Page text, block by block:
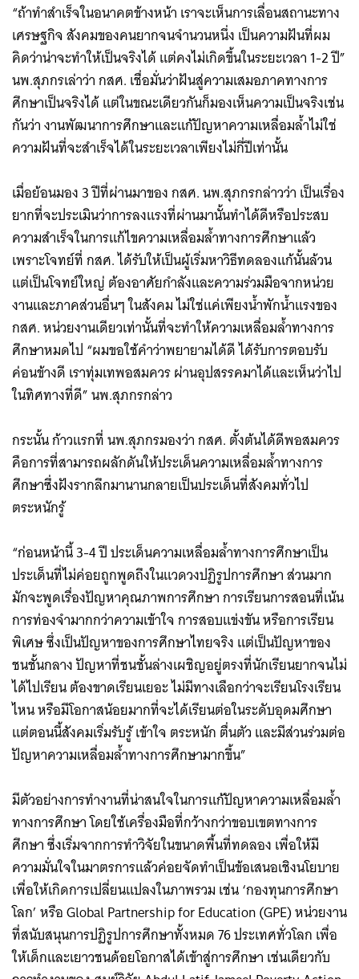
Search
“ถ้าทำสำเร็จในอนาคตข้างหน้า เราจะเห็นการเลื่อนสถานะทาง
เศรษฐกิจ สังคมของคนยากจนจำนวนหนึ่ง เป็นความฝันที่ผม
คิดว่าน่าจะทำให้เป็นจริงได้ แต่คงไม่เกิดขึ้นในระยะเวลา 1-2 ปี”
นพ.สุภกรเล่าว่า กสศ. เชื่อมั่นว่าฝันสู่ความเสมอภาคทางการ
ศึกษาเป็นจริงได้ แต่ในขณะเดียวกันก็มองเห็นความเป็นจริงเช่น
กันว่า งานพัฒนาการศึกษาและแก้ปัญหาความเหลื่อมล้ำไม่ใช่
ความฝันที่จะสำเร็จได้ในระยะเวลาเพียงไม่กี่ปีเท่านั้น
เมื่อย้อนมอง 3 ปีที่ผ่านมาของ กสศ. นพ.สุภกรกล่าวว่า เป็นเรื่อง
ยากที่จะประเมินว่าการลงแรงที่ผ่านมานั้นทำได้ดีหรือประสบ
ความสำเร็จในการแก้ไขความเหลื่อมล้ำทางการศึกษาแล้ว
เพราะโจทย์ที่ กสศ. ได้รับให้เป็นผู้เริ่มหาวิธีทดลองแก้นั้นล้วน
แต่เป็นโจทย์ใหญ่ ต้องอาศัยกำลังและความร่วมมือจากหน่วย
งานและภาคส่วนอื่นๆ ในสังคม ไม่ใช่แค่เพียงน้ำพักน้ำแรงของ
กสศ. หน่วยงานเดียวเท่านั้นที่จะทำให้ความเหลื่อมล้ำทางการ
ศึกษาหมดไป “ผมขอใช้คำว่าพยายามได้ดี ได้รับการตอบรับ
ค่อนข้างดี เราทุ่มเทพอสมควร ผ่านอุปสรรคมาได้และเห็นว่าไป
ในทิศทางที่ดี” นพ.สุภกรกล่าว
กระนั้น ก้าวแรกที่ นพ.สุภกรมองว่า กสศ. ตั้งต้นได้ดีพอสมควร
คือการที่สามารถผลักดันให้ประเด็นความเหลื่อมล้ำทางการ
ศึกษาซึ่งฝังรากลึกมานานกลายเป็นประเด็นที่สังคมทั่วไป
ตระหนักรู้
“ก่อนหน้านี้ 3-4 ปี ประเด็นความเหลื่อมล้ำทางการศึกษาเป็น
ประเด็นที่ไม่ค่อยถูกพูดถึงในแวดวงปฏิรูปการศึกษา ส่วนมาก
มักจะพูดเรื่องปัญหาคุณภาพการศึกษา การเรียนการสอนที่เน้น
การท่องจำมากกว่าความเข้าใจ การสอบแข่งขัน หรือการเรียน
พิเศษ ซึ่งเป็นปัญหาของการศึกษาไทยจริง แต่เป็นปัญหาของ
ชนชั้นกลาง ปัญหาที่ชนชั้นล่างเผชิญอยู่ตรงที่นักเรียนยากจนไม่
ได้ไปเรียน ต้องขาดเรียนเยอะ ไม่มีทางเลือกว่าจะเรียนโรงเรียน
ไหน หรือมีโอกาสน้อยมากที่จะได้เรียนต่อในระดับอุดมศึกษา
แต่ตอนนี้สังคมเริ่มรับรู้ เข้าใจ ตระหนัก ตื่นตัว และมีส่วนร่วมต่อ
ปัญหาความเหลื่อมล้ำทางการศึกษามากขึ้น”
มีตัวอย่างการทำงานที่น่าสนใจในการแก้ปัญหาความเหลื่อมล้ำ
ทางการศึกษา โดยใช้เครื่องมือที่กว้างกว่าขอบเขตทางการ
ศึกษา ซึ่งเริ่มจากการทำวิจัยในขนาดพื้นที่ทดลอง เพื่อให้มี
ความมั่นใจในมาตรการแล้วค่อยจัดทำเป็นข้อเสนอเชิงนโยบาย
เพื่อให้เกิดการเปลี่ยนแปลงในภาพรวม เช่น ‘กองทุนการศึกษา
โลก’ หรือ Global Partnership for Education (GPE) หน่วยงาน
ที่สนับสนุนการปฏิรูปการศึกษาทั้งหมด 76 ประเทศทั่วโลก เพื่อ
ให้เด็กและเยาวชนด้อยโอกาสได้เข้าสู่การศึกษา เช่นเดียวกับ